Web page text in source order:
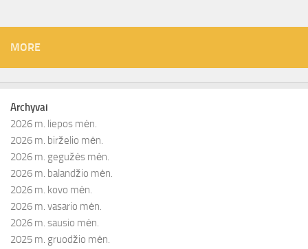
MORE
Archyvai
2026 m. liepos mėn.
2026 m. birželio mėn.
2026 m. gegužės mėn.
2026 m. balandžio mėn.
2026 m. kovo mėn.
2026 m. vasario mėn.
2026 m. sausio mėn.
2025 m. gruodžio mėn.